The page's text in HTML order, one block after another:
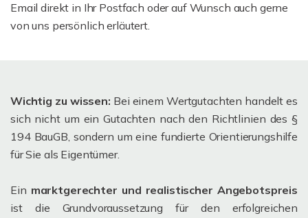
Email direkt in Ihr Postfach oder auf Wunsch auch gerne
von uns persönlich erläutert.
Wichtig zu wissen: Bei einem Wertgutachten handelt es
sich nicht um ein Gutachten nach den Richtlinien des §
194 BauGB, sondern um eine fundierte Orientierungshilfe
für Sie als Eigentümer.
Ein marktgerechter und realistischer Angebotspreis
ist die Grundvoraussetzung für den erfolgreichen